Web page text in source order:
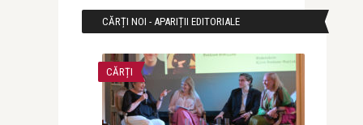
CĂRȚI NOI - APARIȚII EDITORIALE
CĂRȚI